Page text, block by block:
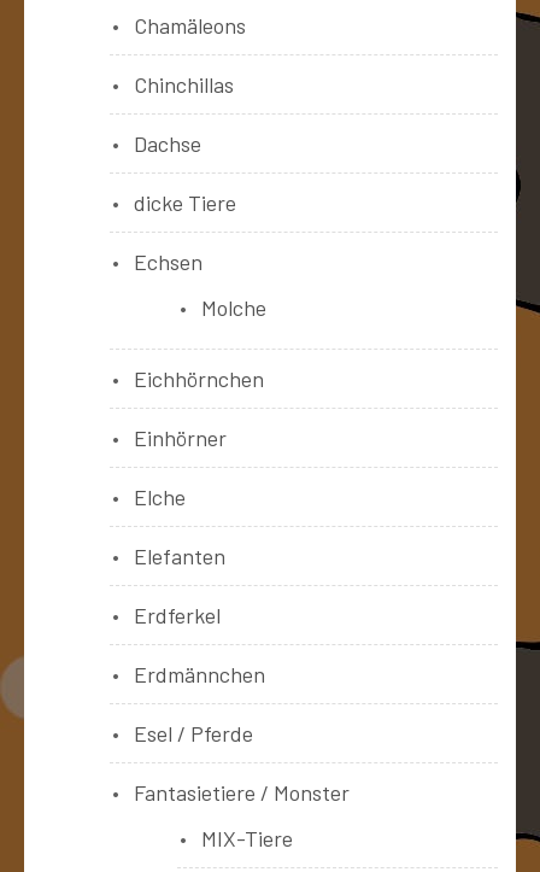
Chamäleons
Chinchillas
Dachse
dicke Tiere
Echsen
Molche
Eichhörnchen
Einhörner
Elche
Elefanten
Erdferkel
Erdmännchen
Esel / Pferde
Fantasietiere / Monster
MIX-Tiere